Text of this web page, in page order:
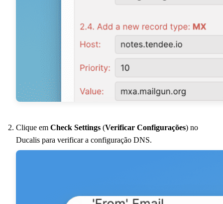
Clique em Check Settings (Verificar Configurações) no
Ducalis para verificar a configuração DNS.